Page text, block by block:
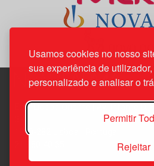
Usamos cookies no nosso
sua experiência de
personalizado e analisar o
Permitir
Rejeitar
Edif. Lisboa Oriente | Av. Infante D.
1800-282 Lisboa | Portugal